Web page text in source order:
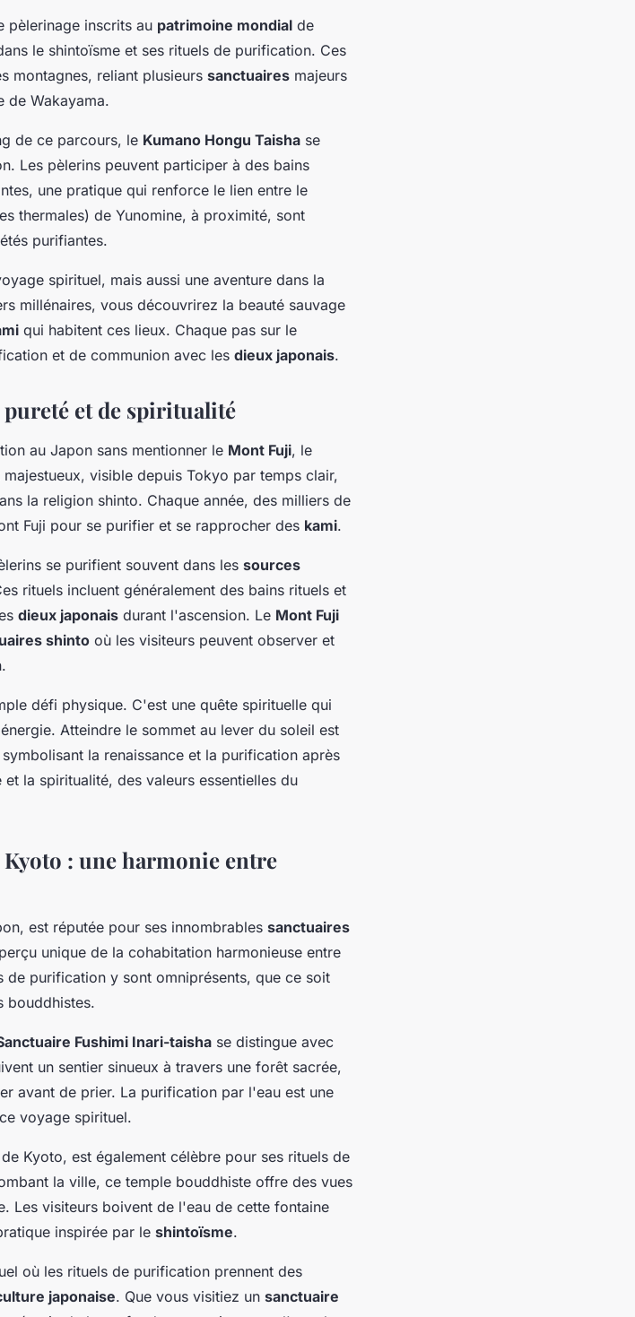
pèlerinage inscrits au patrimoine mondial de
le shintoïsme et ses rituels de purification. Ces
montagnes, reliant plusieurs sanctuaires majeurs
de Wakayama.
de ce parcours, le Kumano Hongu Taisha se
Les pèlerins peuvent participer à des bains
une pratique qui renforce le lien entre le
thermales) de Yunomine, à proximité, sont
purifiantes.
spirituel, mais aussi une aventure dans la
millénaires, vous découvrirez la beauté sauvage
qui habitent ces lieux. Chaque pas sur le
et de communion avec les dieux japonais.
et de spiritualité
au Japon sans mentionner le Mont Fuji, le
visible depuis Tokyo par temps clair,
la religion shinto. Chaque année, des milliers de
Fuji pour se purifier et se rapprocher des kami.
se purifient souvent dans les sources
rituels incluent généralement des bains rituels et
dieux japonais durant l'ascension. Le Mont Fuji
shinto où les visiteurs peuvent observer et
défi physique. C'est une quête spirituelle qui
Atteindre le sommet au lever du soleil est
la renaissance et la purification après
et la spiritualité, des valeurs essentielles du
: une harmonie entre
est réputée pour ses innombrables sanctuaires
unique de la cohabitation harmonieuse entre
de purification y sont omniprésents, que ce soit
bouddhistes.
Fushimi Inari-taisha se distingue avec
un sentier sinueux à travers une forêt sacrée,
avant de prier. La purification par l'eau est une
voyage spirituel.
Kyoto, est également célèbre pour ses rituels de
la ville, ce temple bouddhiste offre des vues
Les visiteurs boivent de l'eau de cette fontaine
inspirée par le shintoïsme.
où les rituels de purification prennent des
japonaise. Que vous visitiez un sanctuaire